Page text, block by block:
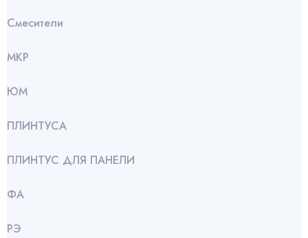
Смесители
МКР
ЮМ
ПЛИНТУСА
ПЛИНТУС ДЛЯ ПАНЕЛИ
ФА
РЭ